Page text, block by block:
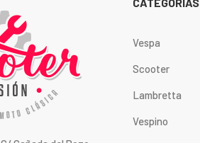
Vespa
Scooter
Lambretta
Vespino